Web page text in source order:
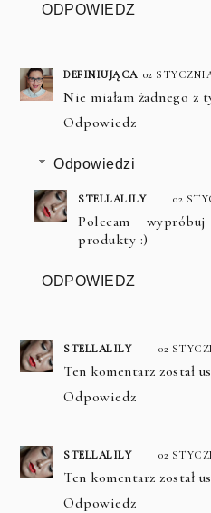
ODPOWIEDZ
DEFINIUJĄCA 02
Nie miałam żadnego z
Odpowiedz
Odpowiedzi
STELLALILY 02
Polecam
produkty :)
ODPOWIEDZ
STELLALILY 02
Ten komentarz został
Odpowiedz
STELLALILY 02
Ten komentarz został
Odpowiedz